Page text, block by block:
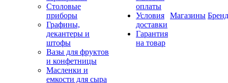
Столовые
приборы
Графины,
декантеры и
штофы
Вазы для фруктов
и конфетницы
Масленки и
емкости для сыра
оплаты
Условия
доставки
Гарантия
на товар
Магазины